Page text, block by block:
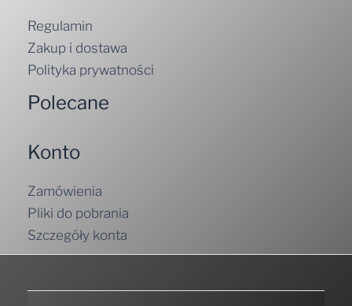
Regulamin
Zakup i dostawa
Polityka prywatności
Polecane
Konto
Zamówienia
Pliki do pobrania
Szczegóły konta